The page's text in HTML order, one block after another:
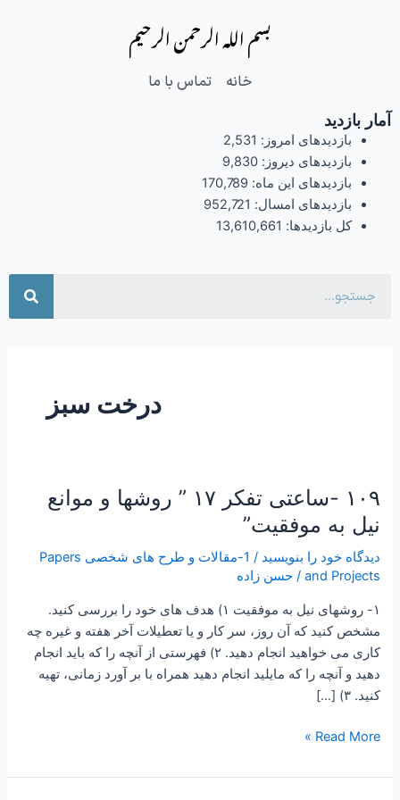
بسم الله الرحمن الرحیم
خانه تماس با ما
آمار بازدید
بازدیدهای امروز: 2,531
بازدیدهای دیروز: 9,830
بازدیدهای این ماه: 170,789
بازدیدهای امسال: 952,721
کل بازدیدها: 13,610,661
درخت سبز
۱۰۹ -ساعتی تفکر ۱۷ ” روشها و موانع
نیل به موفقیت”
دیدگاه‌ خود را بنویسید /
1-مقالات و طرح های شخصی Papers
and Projects
/حسن زاده
۱- روشهای نیل به موفقیت ۱) هدف های خود را بررسی کنید.
مشخص کنید که آن روز، سر کار و یا تعطیلات آخر هفته و غیره چه
کاری می خواهید انجام دهید. ۲) فهرستی از آنچه را که باید انجام
دهید و آنچه را که مایلید انجام دهید همراه با بر آورد زمانی، تهیه
کنید. ۳) […]
۱۰۹
-ساعتی
تفکر
۱۷
”
موانع
نیل
به
Read More »